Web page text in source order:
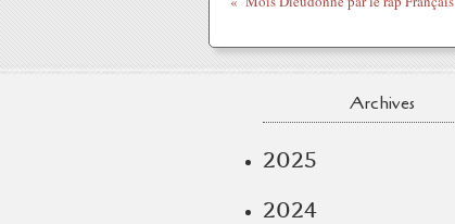
Archives
2025
2024